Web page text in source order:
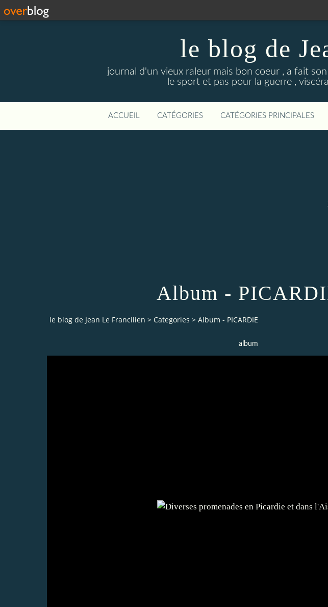
le blog de
journal d'un vieux raleur mais bon coeur , a fait
le sport et pas pour la guerre ,
ACCUEIL CATÉGORIES CATÉGORIES PRINCIPALES
Album -
le blog de Jean Le Francilien > Categories > Album - PICARDIE
album